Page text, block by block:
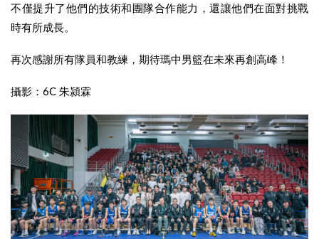
不僅提升了他們的技術和團隊合作能力，還讓他們在面對挑戰
時有所成長。
再次感謝所有隊員和教練，期待瑪中男籃在未來再創高峰！
攝影：6C 朱潁霖